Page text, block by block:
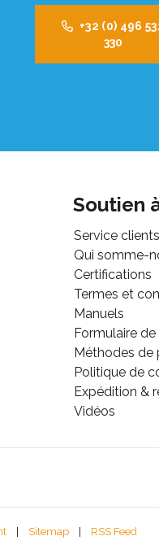
+32 (0) 496
330
Soutien
Service clients
Qui somme-
Certifications
Termes et
Manuels
Formulaire
Méthodes de
Politique de
Expédition &
Vidéos
Sitemap RSS Feed